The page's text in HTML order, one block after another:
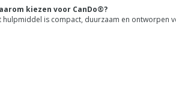
kiezen voor CanDo®?
hulpmiddel is compact, duurzaam en ontworpen